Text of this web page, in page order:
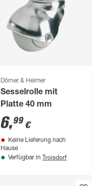
Dörner & Helmer
Sesselrolle mit
Platte 40 mm
6,99 €
Keine Lieferung nach
Hause
Verfügbar in Troisdorf